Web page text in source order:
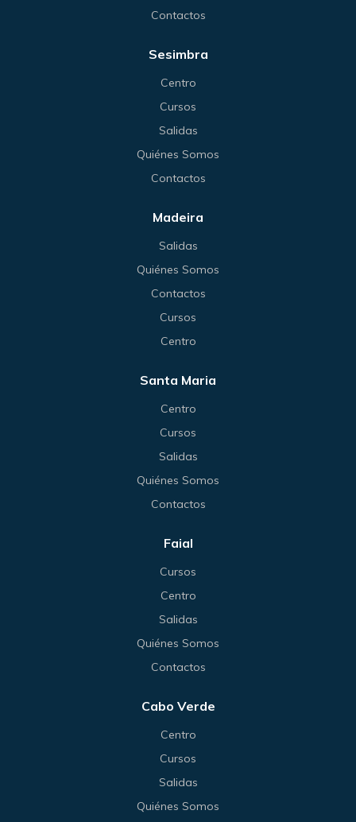
Contactos
Sesimbra
Centro
Cursos
Salidas
Quiénes Somos
Contactos
Madeira
Salidas
Quiénes Somos
Contactos
Cursos
Centro
Santa Maria
Centro
Cursos
Salidas
Quiénes Somos
Contactos
Faial
Cursos
Centro
Salidas
Quiénes Somos
Contactos
Cabo Verde
Centro
Cursos
Salidas
Quiénes Somos